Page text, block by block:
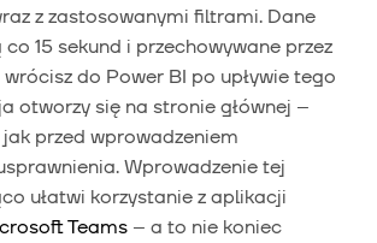
z zastosowanymi filtrami. Dane
15 sekund i przechowywane przez
wrócisz do Power BI po upływie tego
otworzy się na stronie głównej –
przed wprowadzeniem
Wprowadzenie tej
ułatwi korzystanie z aplikacji
Teams – a to nie koniec